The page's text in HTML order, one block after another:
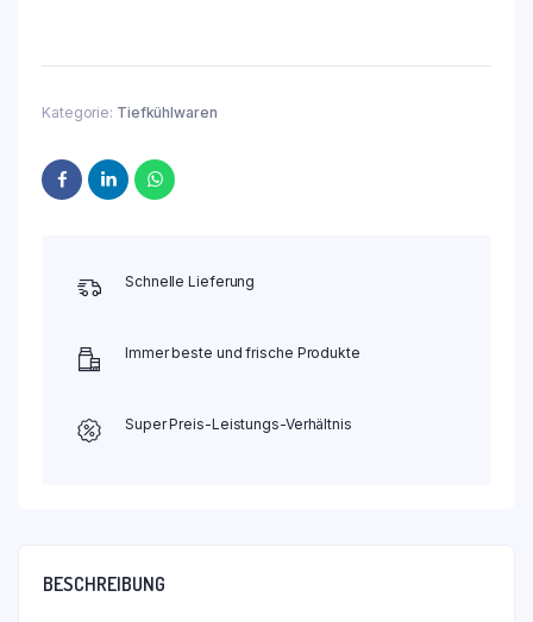
Kategorie: Tiefkühlwaren
Schnelle Lieferung
Immer beste und frische Produkte
Super Preis-Leistungs-Verhältnis
BESCHREIBUNG